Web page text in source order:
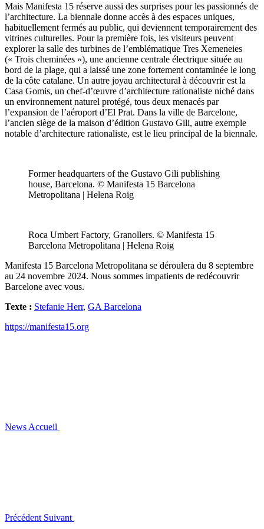
Mais Manifesta 15 réserve aussi des surprises pour les passionnés de
l’architecture. La biennale donne accès à des espaces uniques,
habituellement fermés au public, qui deviennent temporairement des
vitrines culturelles. Pour la première fois, les visiteurs peuvent
explorer la salle des turbines de l’emblématique Tres Xemeneies
(« Trois cheminées »), une ancienne centrale électrique située au
bord de la plage, qui a laissé une zone fortement contaminée le long
de la côte catalane. Un autre joyau architectural à découvrir est la
Casa Gomis, un chef-d’œuvre d’architecture rationaliste niché dans
un environnement naturel protégé, tous deux menacés par
l’expansion de l’aéroport d’El Prat. Dans la ville de Barcelone,
l’ancien siège de la maison d’édition Gustavo Gili, autre exemple
notable d’architecture rationaliste, est le lieu principal de la biennale.
Former headquarters of the Gustavo Gili publishing
house, Barcelona. © Manifesta 15 Barcelona
Metropolitana | Helena Roig
Roca Umbert Factory, Granollers. © Manifesta 15
Barcelona Metropolitana | Helena Roig
Manifesta 15 Barcelona Metropolitana se déroulera du 8 septembre
au 24 novembre 2024. Nous sommes impatients de redécouvrir
Barcelone avec vous.
Texte : Stefanie Herr, GA Barcelona
https://manifesta15.org
News Accueil
Précédent Suivant